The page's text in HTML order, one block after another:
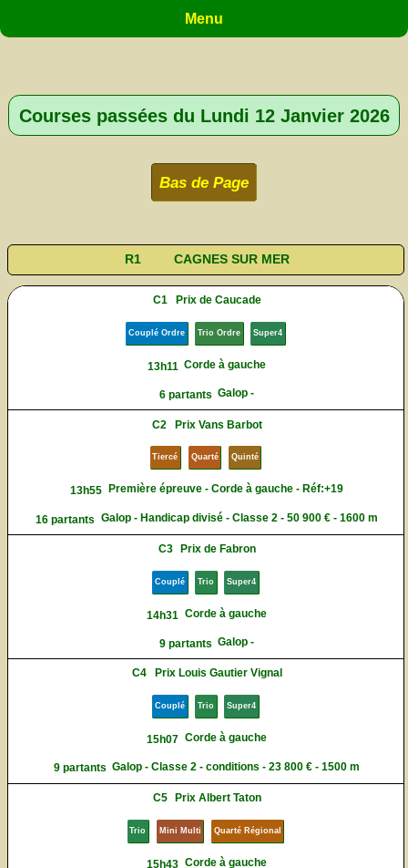
Menu
Courses passées du Lundi 12 Janvier 2026
Bas de Page
R1 CAGNES SUR MER
C1 Prix de Caucade
Couplé Ordre Trio Ordre Super4
13h11 Corde à gauche
6 partants Galop -
C2 Prix Vans Barbot
Tiercé Quarté Quinté
13h55 Première épreuve - Corde à gauche - Réf:+19
16 partants Galop - Handicap divisé - Classe 2 - 50 900 € - 1600 m
C3 Prix de Fabron
Couplé Trio Super4
14h31 Corde à gauche
9 partants Galop -
C4 Prix Louis Gautier Vignal
Couplé Trio Super4
15h07 Corde à gauche
9 partants Galop - Classe 2 - conditions - 23 800 € - 1500 m
C5 Prix Albert Taton
Trio Mini Multi Quarté Régional
15h43 Corde à gauche